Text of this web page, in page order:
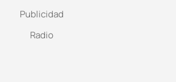
Publicidad
Radio